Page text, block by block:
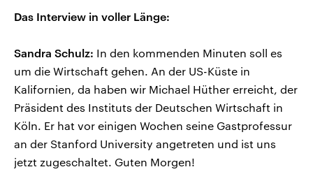
Das Interview in voller Länge:
Sandra Schulz: In den kommenden Minuten soll es
um die Wirtschaft gehen. An der US-Küste in
Kalifornien, da haben wir Michael Hüther erreicht, der
Präsident des Instituts der Deutschen Wirtschaft in
Köln. Er hat vor einigen Wochen seine Gastprofessur
an der Stanford University angetreten und ist uns
jetzt zugeschaltet. Guten Morgen!